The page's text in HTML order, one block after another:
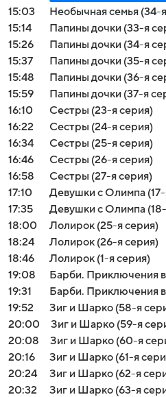
15:03
Необычная семья (34-
15:14
Папины дочки (33-я
15:26
Папины дочки (34-я
15:37
Папины дочки (35-я
15:48
Папины дочки (36-я
15:59
Папины дочки (37-я
16:10
Сестры (23-я серия)
16:22
Сестры (24-я серия)
16:34
Сестры (25-я серия)
16:46
Сестры (26-я серия)
16:58
Сестры (27-я серия)
17:10
Девушки с Олимпа
17:35
Девушки с Олимпа
18:00
Лолирок (25-я серия)
18:24
Лолирок (26-я серия)
18:46
Лолирок (1-я серия)
19:08
Барби. Приключения
19:31
Барби. Приключения
19:52
Зиг и Шарко (58-я
20:00
Зиг и Шарко (59-я
20:08
Зиг и Шарко (60-я
20:16
Зиг и Шарко (61-я
20:24
Зиг и Шарко (62-я
20:32
Зиг и Шарко (63-я